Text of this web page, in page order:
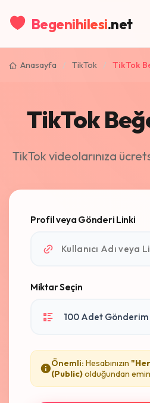
Begenihilesi.net
Anasayfa / TikTok / TikTok
TikTok
TikTok videolarınıza
Profil veya Gönderi Linki
Miktar Seçin
Önemli: Hesabınızın
(Public)olduğundan